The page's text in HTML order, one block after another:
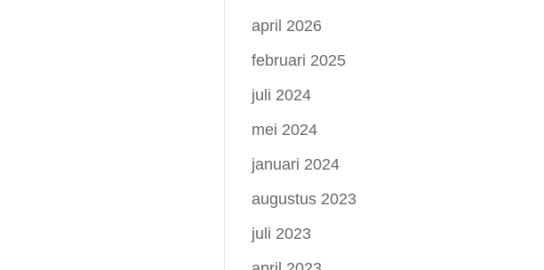
april 2026
februari 2025
juli 2024
mei 2024
januari 2024
augustus 2023
juli 2023